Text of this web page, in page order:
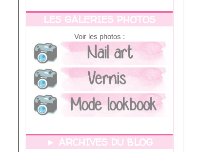
LES GALERIES PHOTOS
Voir les photos :
► ARCHIVES DU BLOG